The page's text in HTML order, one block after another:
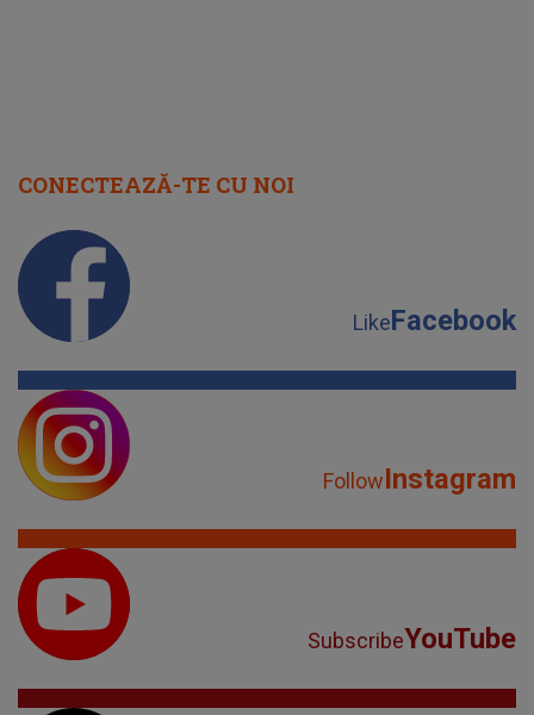
CONECTEAZĂ-TE CU NOI
LikeFacebook
FollowInstagram
SubscribeYouTube